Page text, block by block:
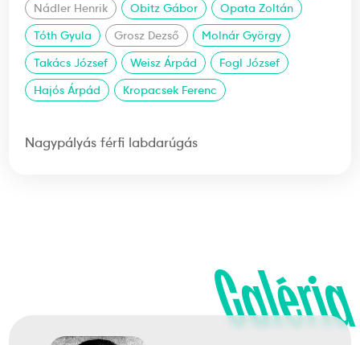
Nádler Henrik
Obitz Gábor
Opata Zoltán
Tóth Gyula
Grosz Dezső
Molnár György
Takács József
Weisz Árpád
Fogl József
Hajós Árpád
Kropacsek Ferenc
Nagypályás férfi labdarúgás
Galéria